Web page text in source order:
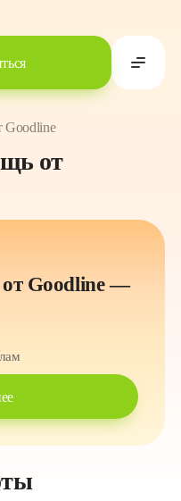
Goodline
от
Goodline —